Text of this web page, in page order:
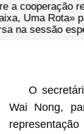
O
Wai Nong,